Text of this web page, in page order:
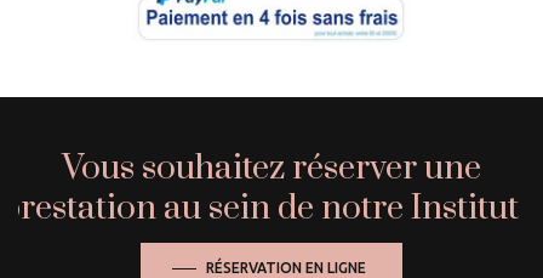
Vous souhaitez réserver une
prestation au sein de notre Institut ?
RÉSERVATION EN LIGNE